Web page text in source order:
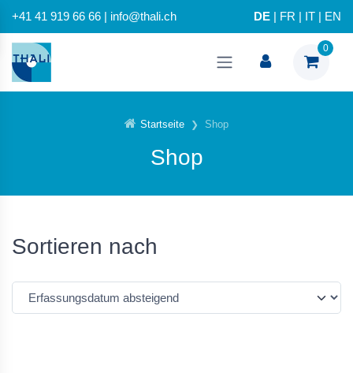
+41 41 919 66 66 | info@thali.ch DE FR IT EN
0
Startseite Shop
Shop
Sortieren nach